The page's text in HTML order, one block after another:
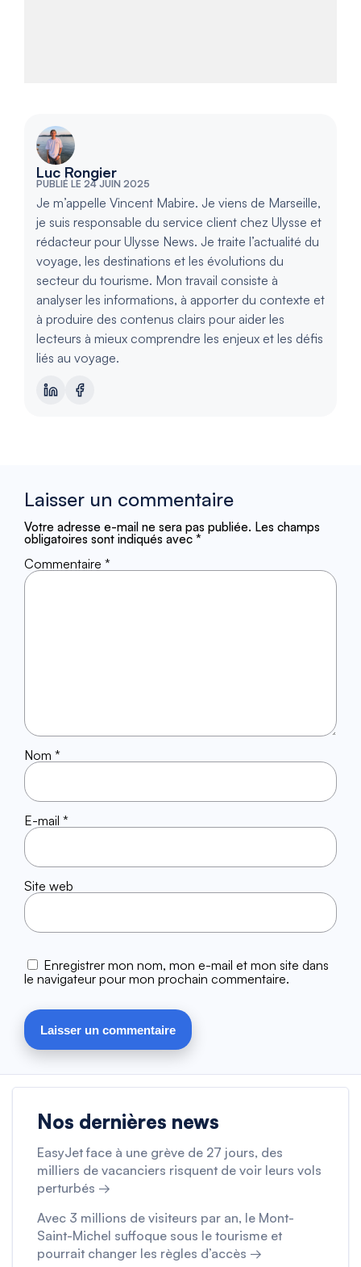
Luc Rongier
PUBLIÉ LE 24 JUIN 2025
Je m’appelle Vincent Mabire. Je viens de Marseille,
je suis responsable du service client chez Ulysse et
rédacteur pour Ulysse News. Je traite l’actualité du
voyage, les destinations et les évolutions du
secteur du tourisme. Mon travail consiste à
analyser les informations, à apporter du contexte et
à produire des contenus clairs pour aider les
lecteurs à mieux comprendre les enjeux et les défis
liés au voyage.
Laisser un commentaire
Votre adresse e-mail ne sera pas publiée. Les champs
obligatoires sont indiqués avec *
Commentaire *
Nom *
E-mail *
Site web
Enregistrer mon nom, mon e-mail et mon site dans
le navigateur pour mon prochain commentaire.
Nos dernières news
EasyJet face à une grève de 27 jours, des
milliers de vacanciers risquent de voir leurs vols
perturbés →
Avec 3 millions de visiteurs par an, le Mont-
Saint-Michel suffoque sous le tourisme et
pourrait changer les règles d’accès →